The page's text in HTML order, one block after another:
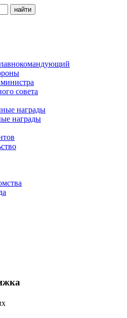
найти
совета
награды
награды